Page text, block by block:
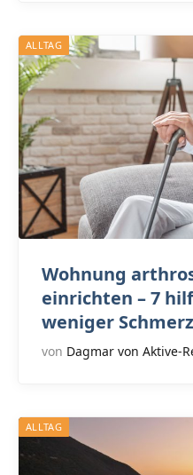
ALLTAG
Wohnung
einrichten – 7
weniger
von Dagmar von Aktive-
ALLTAG